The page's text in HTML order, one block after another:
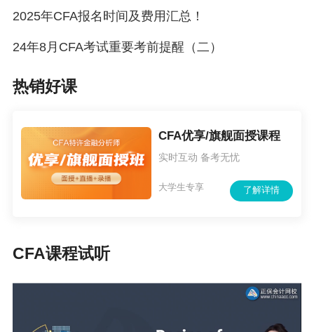
会计网校提供的以上考试信息仅供参考，如有异
议，请考生以官方部门公布的内容为准！
2025年CFA报名时间及费用汇总！
24年8月CFA考试重要考前提醒（二）
热销好课
CFA优享/旗舰面授课程
实时互动 备考无忧
了解详情
大学生专享
CFA课程试听